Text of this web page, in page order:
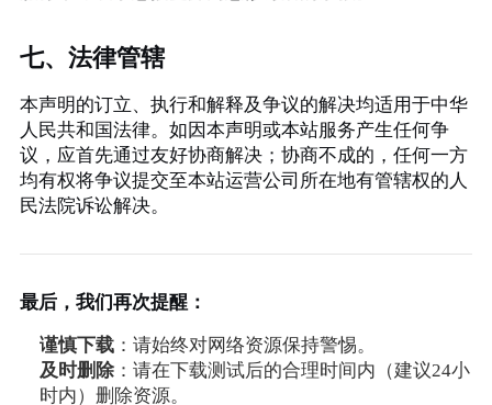
七、法律管辖
本声明的订立、执行和解释及争议的解决均适用于中华
人民共和国法律。如因本声明或本站服务产生任何争
议，应首先通过友好协商解决；协商不成的，任何一方
均有权将争议提交至本站运营公司所在地有管辖权的人
民法院诉讼解决。
最后，我们再次提醒：
谨慎下载：请始终对网络资源保持警惕。
及时删除：请在下载测试后的合理时间内（建议24小
时内）删除资源。